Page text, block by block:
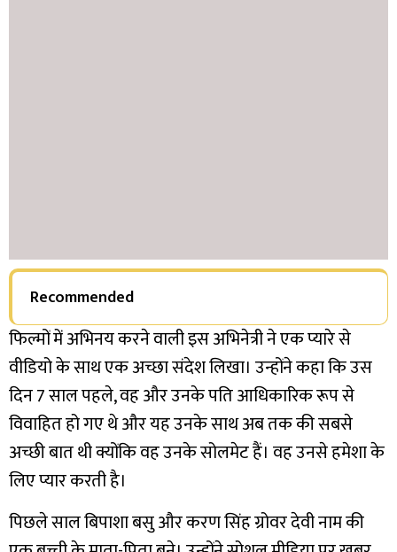
Recommended
फिल्मों में अभिनय करने वाली इस अभिनेत्री ने एक प्यारे से
वीडियो के साथ एक अच्छा संदेश लिखा। उन्होंने कहा कि उस
दिन 7 साल पहले, वह और उनके पति आधिकारिक रूप से
विवाहित हो गए थे और यह उनके साथ अब तक की सबसे
अच्छी बात थी क्योंकि वह उनके सोलमेट हैं। वह उनसे हमेशा के
लिए प्यार करती है।
पिछले साल बिपाशा बसु और करण सिंह ग्रोवर देवी नाम की